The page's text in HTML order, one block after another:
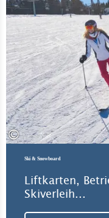
©
Ski & Snowboard
Liftkarten,
Skiverleih...